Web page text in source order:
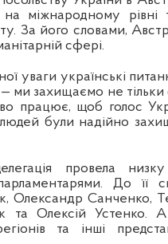
на міжнародному рівні
За його словами,
сфері.
уваги українські
ми захищаємо не тільки
працює, щоб голос
були надійно
провела низку
До її
Олександр Санченко,
та Олексій Устенко.
та інші